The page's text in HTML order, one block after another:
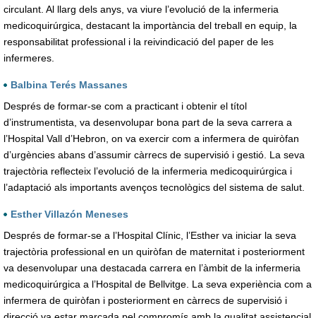
circulant. Al llarg dels anys, va viure l’evolució de la infermeria
medicoquirúrgica, destacant la importància del treball en equip, la
responsabilitat professional i la reivindicació del paper de les
infermeres.
Balbina Terés Massanes
Després de formar-se com a practicant i obtenir el títol
d’instrumentista, va desenvolupar bona part de la seva carrera a
l’Hospital Vall d’Hebron, on va exercir com a infermera de quiròfan
d’urgències abans d’assumir càrrecs de supervisió i gestió. La seva
trajectòria reflecteix l’evolució de la infermeria medicoquirúrgica i
l’adaptació als importants avenços tecnològics del sistema de salut.
Esther Villazón Meneses
Després de formar-se a l’Hospital Clínic, l’Esther va iniciar la seva
trajectòria professional en un quiròfan de maternitat i posteriorment
va desenvolupar una destacada carrera en l’àmbit de la infermeria
medicoquirúrgica a l’Hospital de Bellvitge. La seva experiència com a
infermera de quiròfan i posteriorment en càrrecs de supervisió i